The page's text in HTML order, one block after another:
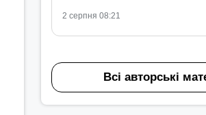
2 серпня 08:21
Всі авторські